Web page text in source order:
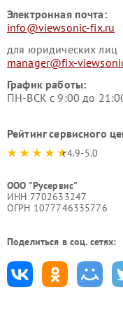
Электронная почта:
info@viewsonic-fix.ru
для юридических лиц
manager@fix-
График работы:
ПН-ВСК с 9:00 до
Рейтинг сервисного
4.9-5.0
ООО "Русервис"
ИНН 7702633247
ОГРН 1077746335776
Поделиться в соц. сетях: